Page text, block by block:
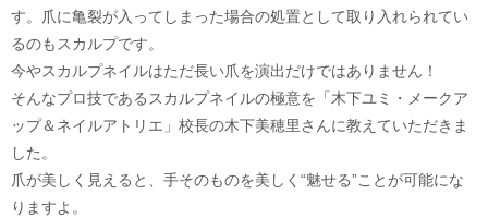
す。爪に亀裂が入ってしまった場合の処置として取り入れられてい
るのもスカルプです。
今やスカルプネイルはただ長い爪を演出だけではありません！
そんなプロ技であるスカルプネイルの極意を「木下ユミ・メークア
ップ＆ネイルアトリエ」校長の木下美穂里さんに教えていただきま
した。
爪が美しく見えると、手そのものを美しく“魅せる”ことが可能にな
りますよ。